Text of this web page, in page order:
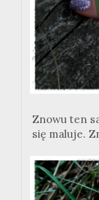
Znowu ten
się maluje.